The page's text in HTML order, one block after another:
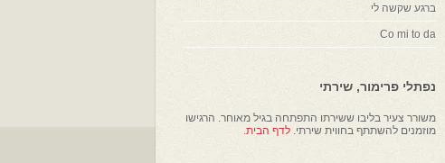
ברגע שקשה לי
Co mi to da
נפתלי פרימור, שירתי
משורר צעיר בליבו ששירתו התפתחה בגיל מאוחר. הרגישו
מוזמנים להשתתף בחווית שירתי. לדף הבית.